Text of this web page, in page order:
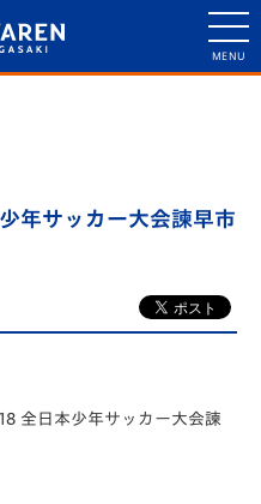
年サッカー大会諫早市
全日本少年サッカー大会諫